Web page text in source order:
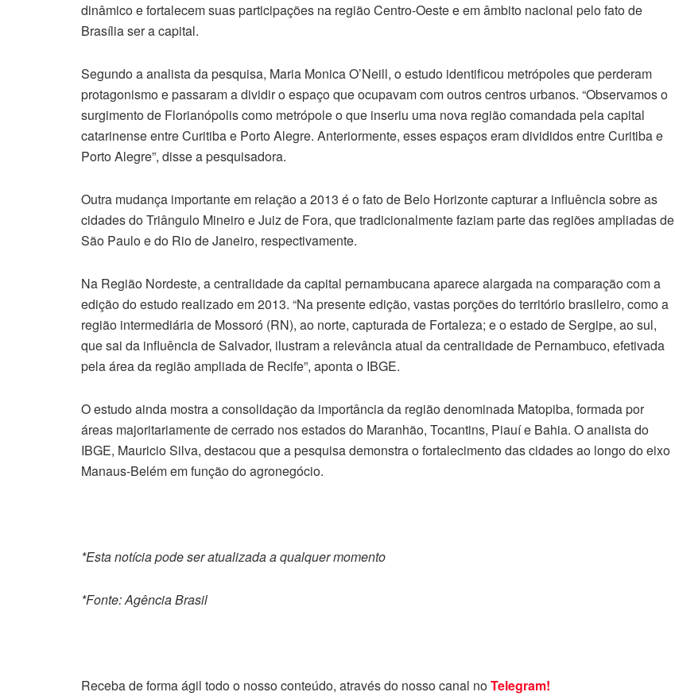
dinâmico e fortalecem suas participações na região Centro-Oeste e em âmbito nacional pelo fato de
Brasília ser a capital.
Segundo a analista da pesquisa, Maria Monica O’Neill, o estudo identificou metrópoles que perderam
protagonismo e passaram a dividir o espaço que ocupavam com outros centros urbanos. “Observamos o
surgimento de Florianópolis como metrópole o que inseriu uma nova região comandada pela capital
catarinense entre Curitiba e Porto Alegre. Anteriormente, esses espaços eram divididos entre Curitiba e
Porto Alegre”, disse a pesquisadora.
Outra mudança importante em relação a 2013 é o fato de Belo Horizonte capturar a influência sobre as
cidades do Triângulo Mineiro e Juiz de Fora, que tradicionalmente faziam parte das regiões ampliadas de
São Paulo e do Rio de Janeiro, respectivamente.
Na Região Nordeste, a centralidade da capital pernambucana aparece alargada na comparação com a
edição do estudo realizado em 2013. “Na presente edição, vastas porções do território brasileiro, como a
região intermediária de Mossoró (RN), ao norte, capturada de Fortaleza; e o estado de Sergipe, ao sul,
que sai da influência de Salvador, ilustram a relevância atual da centralidade de Pernambuco, efetivada
pela área da região ampliada de Recife”, aponta o IBGE.
O estudo ainda mostra a consolidação da importância da região denominada Matopiba, formada por
áreas majoritariamente de cerrado nos estados do Maranhão, Tocantins, Piauí e Bahia. O analista do
IBGE, Mauricio Silva, destacou que a pesquisa demonstra o fortalecimento das cidades ao longo do eixo
Manaus-Belém em função do agronegócio.
*Esta notícia pode ser atualizada a qualquer momento
*Fonte: Agência Brasil
Receba de forma ágil todo o nosso conteúdo, através do nosso canal noTelegram!